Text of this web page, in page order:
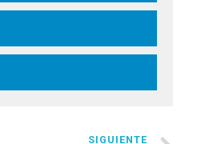
SIGUIENTE